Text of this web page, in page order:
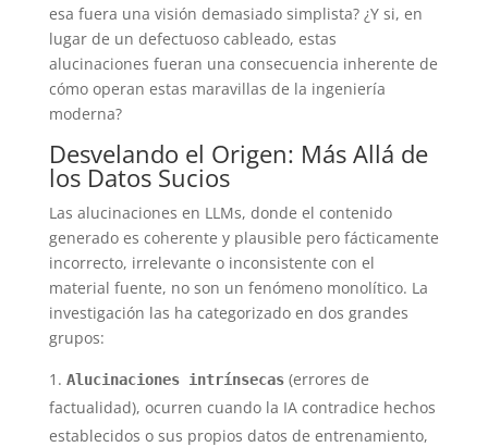
esa fuera una visión demasiado simplista? ¿Y si, en
lugar de un defectuoso cableado, estas
alucinaciones fueran una consecuencia inherente de
cómo operan estas maravillas de la ingeniería
moderna?
Desvelando el Origen: Más Allá de
los Datos Sucios
Las alucinaciones en LLMs, donde el contenido
generado es coherente y plausible pero fácticamente
incorrecto, irrelevante o inconsistente con el
material fuente, no son un fenómeno monolítico. La
investigación las ha categorizado en dos grandes
grupos:
Alucinaciones intrínsecas(errores de
factualidad), ocurren cuando la IA contradice hechos
establecidos o sus propios datos de entrenamiento,